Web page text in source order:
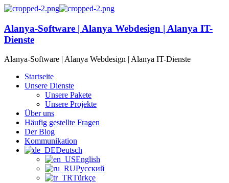
Alanya-Software | Alanya Webdesign | Alanya IT-
Dienste
Alanya-Software | Alanya Webdesign | Alanya IT-Dienste
Startseite
Unsere Dienste
Unsere Pakete
Unsere Projekte
Über uns
Häufig gestellte Fragen
Der Blog
Kommunikation
Deutsch
English
Русский
Türkçe